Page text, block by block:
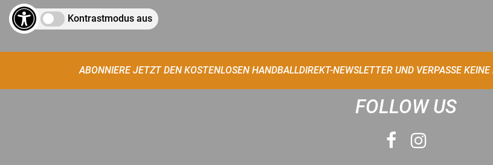
Kontrastmodus aus
ABONNIERE JETZT DEN KOSTENLOSEN HANDBALLDIREKT-NEWSLETTER UND VERPASSE
FOLLOW US